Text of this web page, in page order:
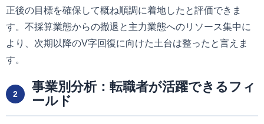
正後の目標を確保して概ね順調に着地したと評価できま
す。不採算業態からの撤退と主力業態へのリソース集中に
より、次期以降のV字回復に向けた土台は整ったと言えま
す。
2
事業別分析：転職者が活躍できるフィ
ールド